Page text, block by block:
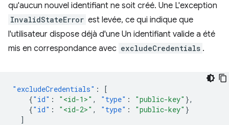
qu'aucun nouvel identifiant ne soit créé. Une L'exception
InvalidStateError est levée, ce qui indique que
l'utilisateur dispose déjà d'une Un identifiant valide a été
mis en correspondance avec excludeCredentials .
"excludeCredentials" :
[
{"id" : "<id-1>" , "type" : "public-key" },
{"id" : "<id-2>" , "type" : "public-key" }
]